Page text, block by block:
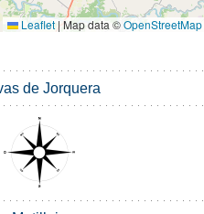
Leaflet | Map data ©OpenStreetMap
de Jorquera